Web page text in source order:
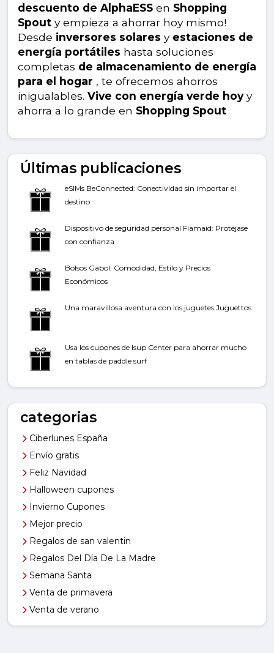
descuento de AlphaESS en Shopping
Spout y empieza a ahorrar hoy mismo!
Desde inversores solares y estaciones de
energía portátiles hasta soluciones
completas de almacenamiento de energía
para el hogar , te ofrecemos ahorros
inigualables. Vive con energía verde hoyy
ahorra a lo grande en Shopping Spout
Últimas publicaciones
eSIMs BeConnected: Conectividad sin importar el
destino
Dispositivo de seguridad personal Flamaid: Protéjase
con confianza
Bolsos Gabol: Comodidad, Estilo y Precios
Económicos
Una maravillosa aventura con los juguetes Juguettos
Usa los cupones de Isup Center para ahorrar mucho
en tablas de paddle surf
categorias
Ciberlunes España
Envío gratis
Feliz Navidad
Halloween cupones
Invierno Cupones
Mejor precio
Regalos de san valentin
Regalos Del Día De La Madre
Semana Santa
Venta de primavera
Venta de verano